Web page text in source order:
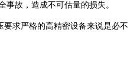
事故，造成不可估量的损失。
求严格的高精密设备来说是必不